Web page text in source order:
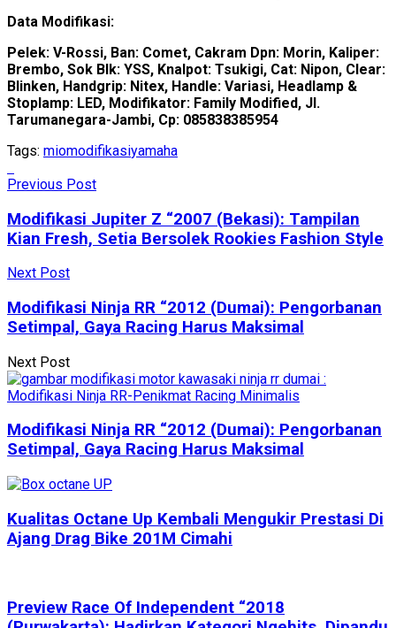
Data Modifikasi:
Pelek: V-Rossi, Ban: Comet, Cakram Dpn: Morin, Kaliper:
Brembo, Sok Blk: YSS, Knalpot: Tsukigi, Cat: Nipon, Clear:
Blinken, Handgrip: Nitex, Handle: Variasi, Headlamp &
Stoplamp: LED, Modifikator: Family Modified, Jl.
Tarumanegara-Jambi, Cp: 085838385954
Tags: miomodifikasiyamaha
Previous Post
Modifikasi Jupiter Z “2007 (Bekasi): Tampilan
Kian Fresh, Setia Bersolek Rookies Fashion Style
Next Post
Modifikasi Ninja RR “2012 (Dumai): Pengorbanan
Setimpal, Gaya Racing Harus Maksimal
Next Post
Modifikasi Ninja RR “2012 (Dumai): Pengorbanan
Setimpal, Gaya Racing Harus Maksimal
Kualitas Octane Up Kembali Mengukir Prestasi Di
Ajang Drag Bike 201M Cimahi
Preview Race Of Independent “2018